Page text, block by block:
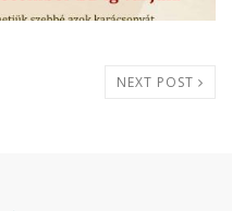
NEXT POST